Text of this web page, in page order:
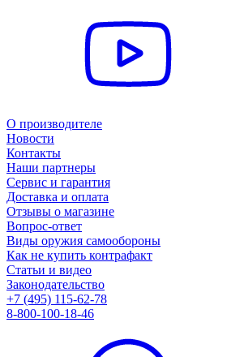
О производителе
Новости
Контакты
Наши партнеры
Сервис и гарантия
Доставка и оплата
Отзывы о магазине
Вопрос-ответ
Виды оружия самообороны
Как не купить контрафакт
Статьи и видео
Законодательство
+7 (495) 115-62-78
8-800-100-18-46